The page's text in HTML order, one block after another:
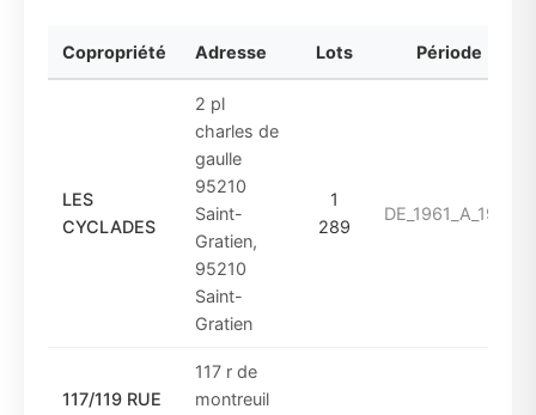
Copropriété Adresse Lots Période
LES
CYCLADES
2 pl
charles de
gaulle
95210
Saint-
Gratien,
95210
Saint-
Gratien
1
289
DE_1961_A_1974
117/119 RUE
117 r de
montreuil